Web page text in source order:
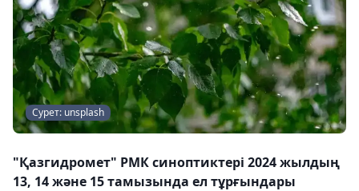
Сурет: unsplash
"Қазгидромет" РМК синоптиктері 2024 жылдың
13, 14 және 15 тамызында ел тұрғындары